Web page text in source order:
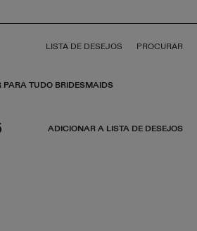
LISTA DE DESEJOS PROCURAR
PARA TUDO BRIDESMAIDS
ADICIONAR A LISTA DE DESEJOS